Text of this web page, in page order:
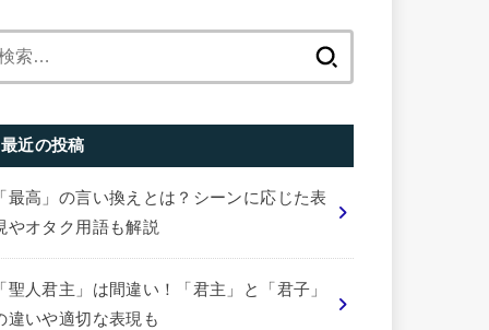
最近の投稿
最高」の言い換えとは？シーンに応じた表
やオタク用語も解説
聖人君主」は間違い！「君主」と「君子」
違いや適切な表現も